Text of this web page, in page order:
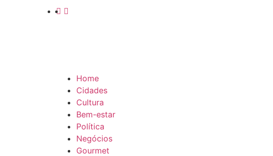
Home
Cidades
Cultura
Bem-estar
Política
Negócios
Gourmet